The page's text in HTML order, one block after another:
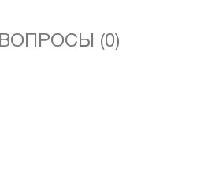
ВОПРОСЫ (0)